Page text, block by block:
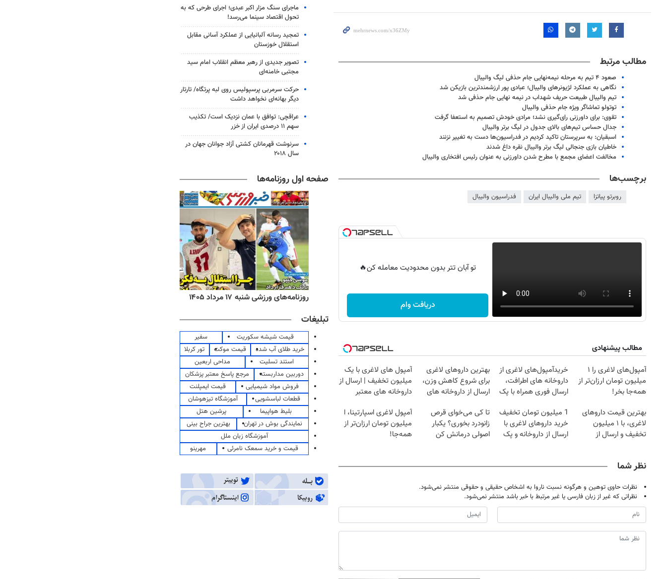
مطالب مرتبط
صعود ۴ تیم به مرحله نیمه‌نهایی جام حذفی لیگ والیبال
نگاهی به عملکرد لژیونرهای والیبال؛ عبادی پور ارزشمندترین بازیکن شد
تیم والیبال طبیعت حریف شهداب در نیمه نهایی جام حذفی شد
توتولو تماشاگر ویژه جام حذفی والیبال
تقوی: برای داورزنی رای‌گیری نشد؛ مرادی خودش تصمیم به استعفا گرفت
جدال حساس تیم‌های بالای جدول در لیگ برتر والیبال
اسبقیان: به سرپرستان تاکید کردیم در فدراسیون‌ها دست به تغییر نزنند
خاطیان بازی جنجالی لیگ برتر والیبال نقره داغ شدند
مخالفت اعضای مجمع با مطرح شدن داورزنی به عنوان رئیس افتخاری والیبال
برچسب‌ها
روبرتو پیاتزا تیم ملی والیبال ایران فدراسیون والیبال
تو آبان تتر بدون محدودیت معامله کن🔥
دریافت وام
مطالب پیشنهادی
آمپول‌های لاغری را ۱
میلیون تومان ارزان‌تر از
همه‌جا بخر!
خریدآمپول‌های لاغری از
داروخانه های اطرافت،
ارسال فوری همراه با پک
بهترین داروهای لاغری
برای شروع کاهش وزن،
ارسال از داروخانه های
آمپول های لاغری با یک
میلیون تخفیف | ارسال از
داروخانه های معتبر
بهترین قیمت داروهای
لاغری، با ۱ میلیون
تخفیف و ارسال از
1 میلیون تومان تخفیف
خرید داروهای لاغری با
ارسال از داروخانه و پک
تا کی می‌خوای قرص
زانودرد بخوری؟ یکبار
اصولی درمانش کن
آمپول لاغری اسپارتینا، ا
میلیون تومان ارزان‌تر از
همه‌جا!
نظر شما
نظرات حاوی توهین و هرگونه نسبت ناروا به اشخاص حقیقی و حقوقی منتشر نمی‌شود.
نظراتی که غیر از زبان فارسی یا غیر مرتبط با خبر باشد منتشر نمی‌شود.
ماجرای سنگ مزار اکبر عبدی؛ اجرای طرحی که به
تحول اقتصاد سینما می‌رسد!
تمجید رسانه آلبانیایی از عملکرد آسانی مقابل
استقلال خوزستان
تصویر جدیدی از رهبر معظم انقلاب امام سید
مجتبی خامنه‌ای
حرکت سرمربی پرسپولیس روی لبه پرتگاه/ تارتار
دیگر بهانه‌ای نخواهد داشت
عراقچی: توافق با عمان نزدیک است/ تکذیب
سهم ۱۱ درصدی ایران از خزر
سرنوشت قهرمانان کشتی آزاد جوانان جهان در
سال ۲۰۱۸
صفحه اول روزنامه‌ها
روزنامه‌های صبح شنبه ۱۷ مرداد ۱۴۰۵ روزنامه‌های اقتصادی شنبه ۱۷ مرداد ۱۴۰۵ روزنامه‌های ورزشی شنبه ۱۷ مرداد ۱۴۰۵
تبلیغات
قیمت شیشه سکوریت
سفیر
خرید طلای آب شده
قیمت موکت
تور کربلا
استند تسلیت
مداحی اربعین
دوربین مداربسته
مرجع پاسخ معتبر پزشکان
فروش مواد شیمیایی
قیمت ایمپلنت
قطعات لباسشویی
آموزشگاه تیزهوشان
بلیط هواپیما
پرشین هتل
نمایندگی بوش در تهران
بهترین جراح بینی
آموزشگاه زبان ملل
قیمت و خرید سمعک نامرئی
مهرینو